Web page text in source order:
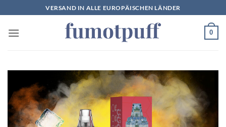
Inhalt
springen
VERSAND IN ALLE EUROPÄISCHEN LÄNDER
0